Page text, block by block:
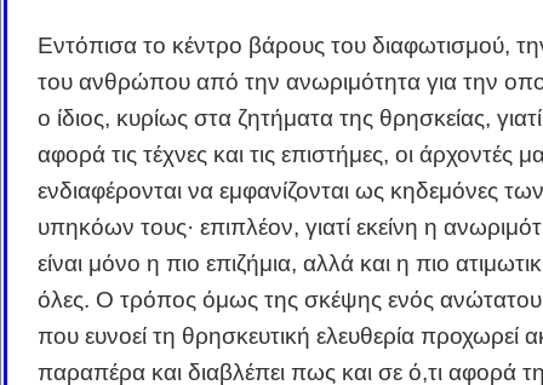
Εντόπισα το κέντρο βάρους του διαφωτισμού,
του ανθρώπου από την ανωριμότητα για την
ο ίδιος, κυρίως στα ζητήματα της θρησκείας,
αφορά τις τέχνες και τις επιστήμες, οι άρχοντές
ενδιαφέρονται να εμφανίζονται ως κηδεμόνες των
υπηκόων τους· επιπλέον, γιατί εκείνη η
είναι μόνο η πιο επιζήμια, αλλά και η πιο
όλες. Ο τρόπος όμως της σκέψης ενός
που ευνοεί τη θρησκευτική ελευθερία προχωρεί
παραπέρα και διαβλέπει πως και σε ό,τι αφορά